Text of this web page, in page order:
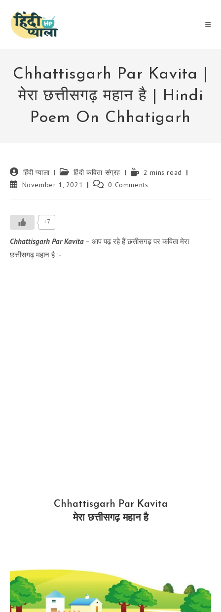
content
Chhattisgarh Par Kavita |
मेरा छत्तीसगढ़ महान है | Hindi
Poem On Chhatigarh
Post
author:
हिंदी प्याला
Post
category:
हिंदी कविता संग्रह
Reading
time:
2 mins read
PostNovember 1, 2021
Post 0 Comments
+7
Chhattisgarh Par Kavita – आप पढ़ रहे हैं छत्तीसगढ़ पर कविता मेरा
छत्तीसगढ़ महान है :-
Chhattisgarh Par Kavita
मेरा छत्तीसगढ़ महान है